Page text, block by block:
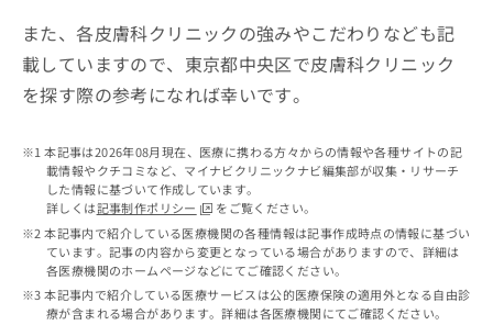
また、各皮膚科クリニックの強みやこだわりなども記
載していますので、東京都中央区で皮膚科クリニック
を探す際の参考になれば幸いです。
本記事は2026年08月現在、医療に携わる方々からの情報や各種サイトの記
載情報やクチコミなど、マイナビクリニックナビ編集部が収集・リサーチ
した情報に基づいて作成しています。
詳しくは記事制作ポリシー
をご覧ください。
本記事内で紹介している医療機関の各種情報は記事作成時点の情報に基づい
ています。記事の内容から変更となっている場合がありますので、詳細は
各医療機関のホームページなどにてご確認ください。
本記事内で紹介している医療サービスは公的医療保険の適用外となる自由診
療が含まれる場合があります。詳細は各医療機関にてご確認ください。
い
わ
せ
ち
らは
マイ
ナビ
クリ
ニッ
の
お
問
い
せ
ち
資
店
の
方
は
ち
広
稿